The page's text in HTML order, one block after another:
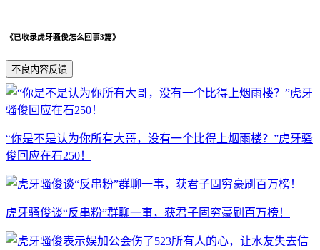
《已收录虎牙骚俊怎么回事3篇》
不良内容反馈
“你是不是认为你所有大哥，没有一个比得上烟雨楼？”虎牙骚
俊回应在石250！
虎牙骚俊谈“反串粉”群聊一事，获君子固穷豪刷百万榜！